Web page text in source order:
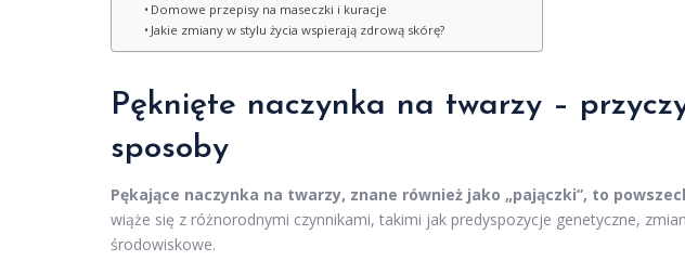
Domowe przepisy na maseczki i kuracje
Jakie zmiany w stylu życia wspierają zdrową skórę?
Pęknięte naczynka na twarzy –
sposoby
Pękające naczynka na twarzy, znane również jako „pajączki”, to
wiąże się z różnorodnymi czynnikami, takimi jak predyspozycje genetyczne,
środowiskowe.